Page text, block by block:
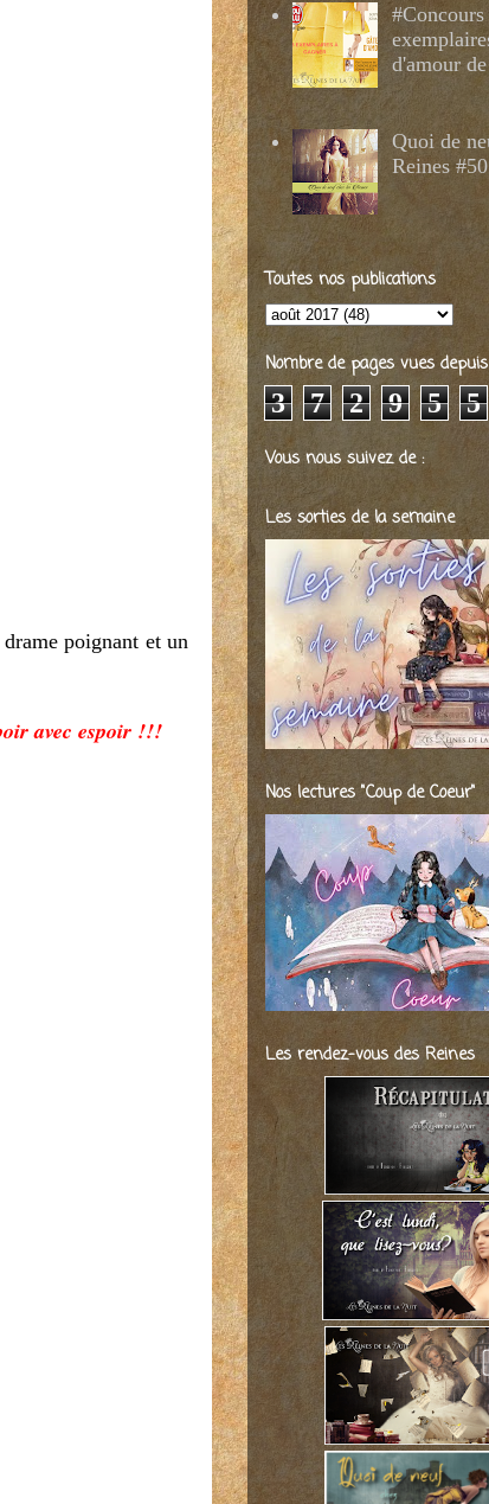
poignant et un
avec espoir !!!
d'amour
Quoi de
Reines #50
Toutes nos publications
Nombre de pages vues depuis
3 7 2 9 5 5
Vous nous suivez de :
Les sorties de la semaine
Nos lectures "Coup de Coeur"
Les rendez-vous des Reines